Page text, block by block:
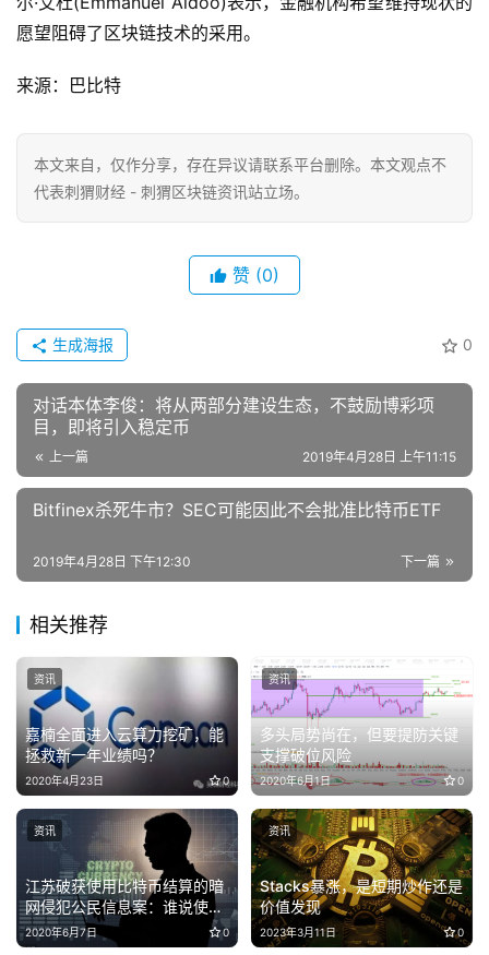
愿望阻碍了区块链技术的采用。
来源：巴比特
本文来自 ，仅作分享，存在异议请联系平台删除。本文观点不
代表刺猬财经 - 刺猬区块链资讯站立场。
赞 (0)
0
生成海报
对话本体李俊：将从两部分建设生态，不鼓励博彩项
目，即将引入稳定币
上一篇 2019年4月28日 上午11:15
Bitfinex杀死牛市？SEC可能因此不会批准比特币ETF
下一篇
2019年4月28日 下午12:30
相关推荐
嘉楠全面进入云算力挖矿，能
拯救新一年业绩吗？
2020年4月23日 0
资讯
多头局势尚在，但要提防关键
支撑破位风险
2020年6月1日 0
资讯
江苏破获使用比特币结算的暗
网侵犯公民信息案：谁说使用
比特币可以游离于法外
2020年6月7日 0
资讯
Stacks暴涨，是短期炒作还是
价值发现
2023年3月11日 0
资讯